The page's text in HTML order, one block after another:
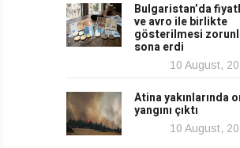
Bulgaristan’da
ve avro ile birlikte
gösterilmesi
sona erdi
10 August,
Atina yakınlarında
yangını çıktı
10 August,